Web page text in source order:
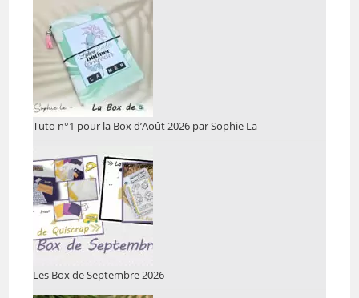
Tuto n°1 pour la Box d’Août 2026 par Sophie La
Les Box de Septembre 2026